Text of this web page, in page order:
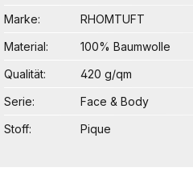
Marke
RHOMTUFT
Material
100% Baumwolle
Qualität
420 g/qm
Serie
Face & Body
Stoff
Pique